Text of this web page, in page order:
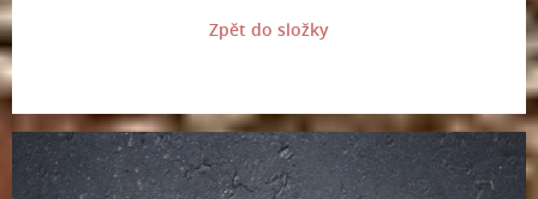
Zpět do složky